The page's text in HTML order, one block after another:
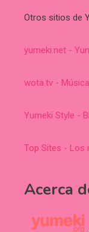
Otros sitios de
yumeki.net -
wota.tv -
Yumeki Style -
Top Sites - Los
Acerca